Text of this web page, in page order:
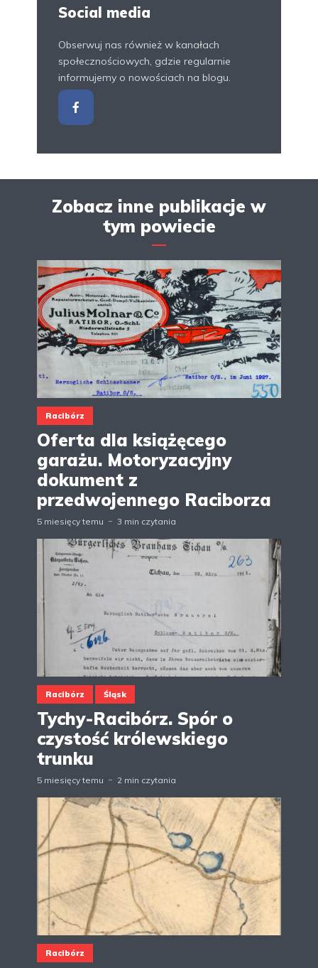
Social media
Obserwuj nas również w kanałach
społecznościowych, gdzie regularnie
informujemy o nowościach na blogu.
Zobacz inne publikacje w
tym powiecie
Racibórz
Oferta dla książęcego
garażu. Motoryzacyjny
dokument z
przedwojennego Raciborza
5 miesięcy temu 3 min czytania
Racibórz Śląsk
Tychy-Racibórz. Spór o
czystość królewskiego
trunku
5 miesięcy temu 2 min czytania
Racibórz